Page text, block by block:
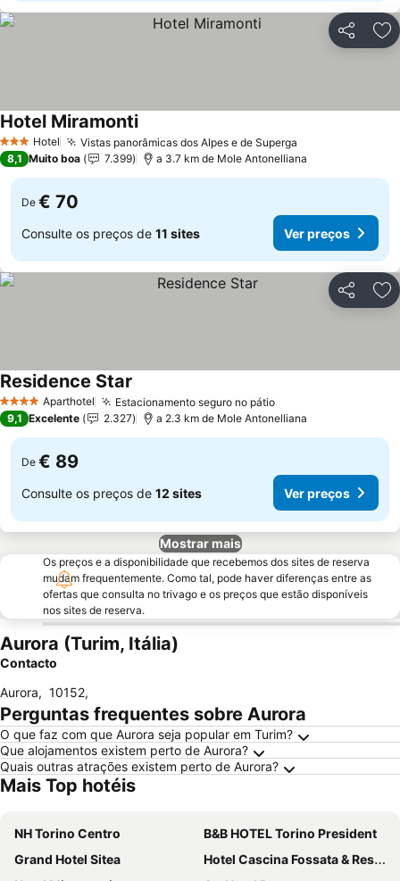
Partilhar
3 EstrelasHotel Vistas panorâmicas dos Alpes e de Superga
Hotel Miramonti
8,1 Muito boa 7.399 a 3.7 km de Mole Antonelliana
De € 70
Consulte os preços de 11 sites Ver preços
Partilhar
4 EstrelasAparthotel Estacionamento seguro no pátio
Residence Star
9,1 Excelente 2.327 a 2.3 km de Mole Antonelliana
De € 89
Consulte os preços de 12 sites Ver preços
Mostrar mais
Os preços e a disponibilidade que recebemos dos sites de reserva
mudam frequentemente. Como tal, pode haver diferenças entre as
ofertas que consulta no trivago e os preços que estão disponíveis
nos sites de reserva.
Aurora (Turim, Itália)
Contacto
Aurora, 10152,
Perguntas frequentes sobre Aurora
O que faz com que Aurora seja popular em Turim?
Que alojamentos existem perto de Aurora?
Quais outras atrações existem perto de Aurora?
Mais Top hotéis
NH Torino Centro
B&B HOTEL Torino President
Grand Hotel Sitea
Hotel Cascina Fossata & Residence